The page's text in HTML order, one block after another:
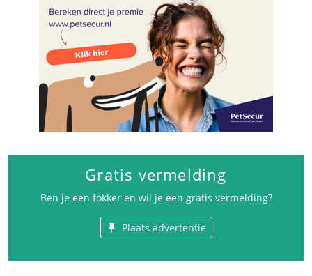
Gratis vermelding
Ben je een fokker en wil je een gratis vermelding?
Plaats advertentie